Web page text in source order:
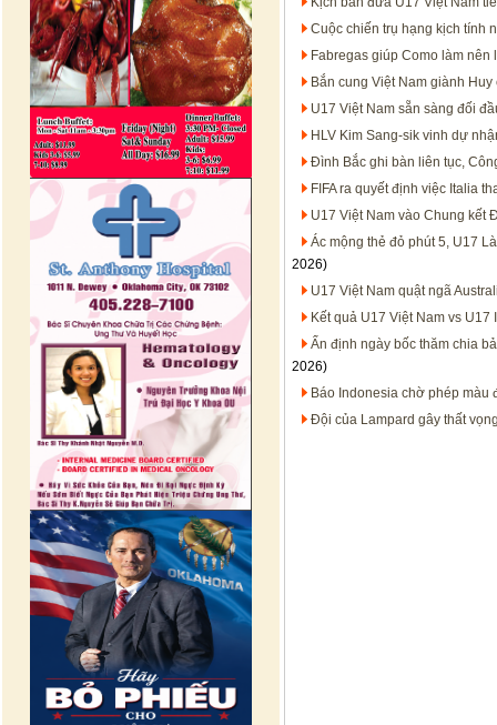
Cuộc chiến trụ hạng kịch tính
Fabregas giúp Como làm nên
Bắn cung Việt Nam giành
U17 Việt Nam sẵn sàng đối
HLV Kim Sang-sik vinh dự
Đình Bắc ghi bàn liên tục,
FIFA ra quyết định việc Italia
U17 Việt Nam vào Chung kết
Ác mộng thẻ đỏ phút 5, U17
2026)
U17 Việt Nam quật ngã
Kết quả U17 Việt Nam vs
Ấn định ngày bốc thăm chia
2026)
Báo Indonesia chờ phép màu
Đội của Lampard gây thất